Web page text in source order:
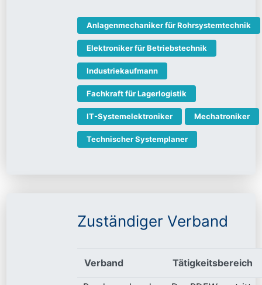
Anlagenmechaniker für Rohrsystemtechnik
Elektroniker für Betriebstechnik
Industriekaufmann
Fachkraft für Lagerlogistik
IT-Systemelektroniker Mechatroniker
Technischer Systemplaner
Zuständiger Verband
Verband Tätigkeitsbereich